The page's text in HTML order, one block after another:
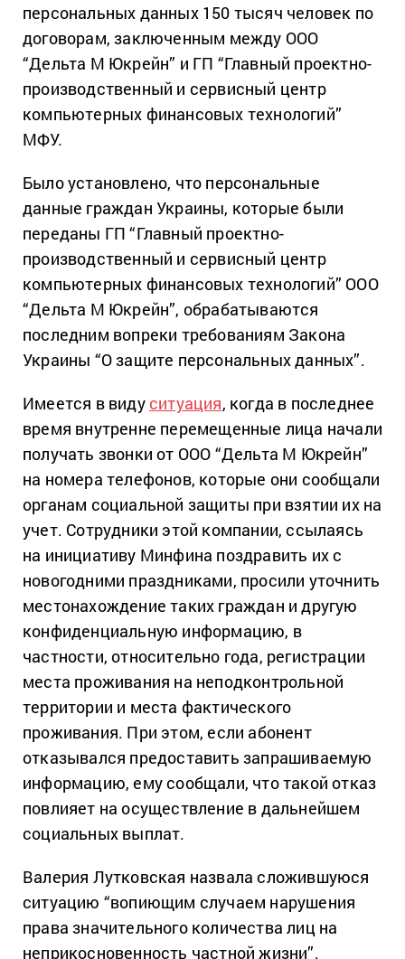
персональных данных 150 тысяч человек по
договорам, заключенным между ООО
“Дельта М Юкрейн” и ГП “Главный проектно-
производственный и сервисный центр
компьютерных финансовых технологий”
МФУ.
Было установлено, что персональные
данные граждан Украины, которые были
переданы ГП “Главный проектно-
производственный и сервисный центр
компьютерных финансовых технологий” ООО
“Дельта М Юкрейн”, обрабатываются
последним вопреки требованиям Закона
Украины “О защите персональных данных”.
Имеется в виду ситуация, когда в последнее
время внутренне перемещенные лица начали
получать звонки от ООО “Дельта М Юкрейн”
на номера телефонов, которые они сообщали
органам социальной защиты при взятии их на
учет. Сотрудники этой компании, ссылаясь
на инициативу Минфина поздравить их с
новогодними праздниками, просили уточнить
местонахождение таких граждан и другую
конфиденциальную информацию, в
частности, относительно года, регистрации
места проживания на неподконтрольной
территории и места фактического
проживания. При этом, если абонент
отказывался предоставить запрашиваемую
информацию, ему сообщали, что такой отказ
повлияет на осуществление в дальнейшем
социальных выплат.
Валерия Лутковская назвала сложившуюся
ситуацию “вопиющим случаем нарушения
права значительного количества лиц на
неприкосновенность частной жизни”.